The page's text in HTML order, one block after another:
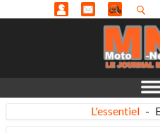
L'essentiel -